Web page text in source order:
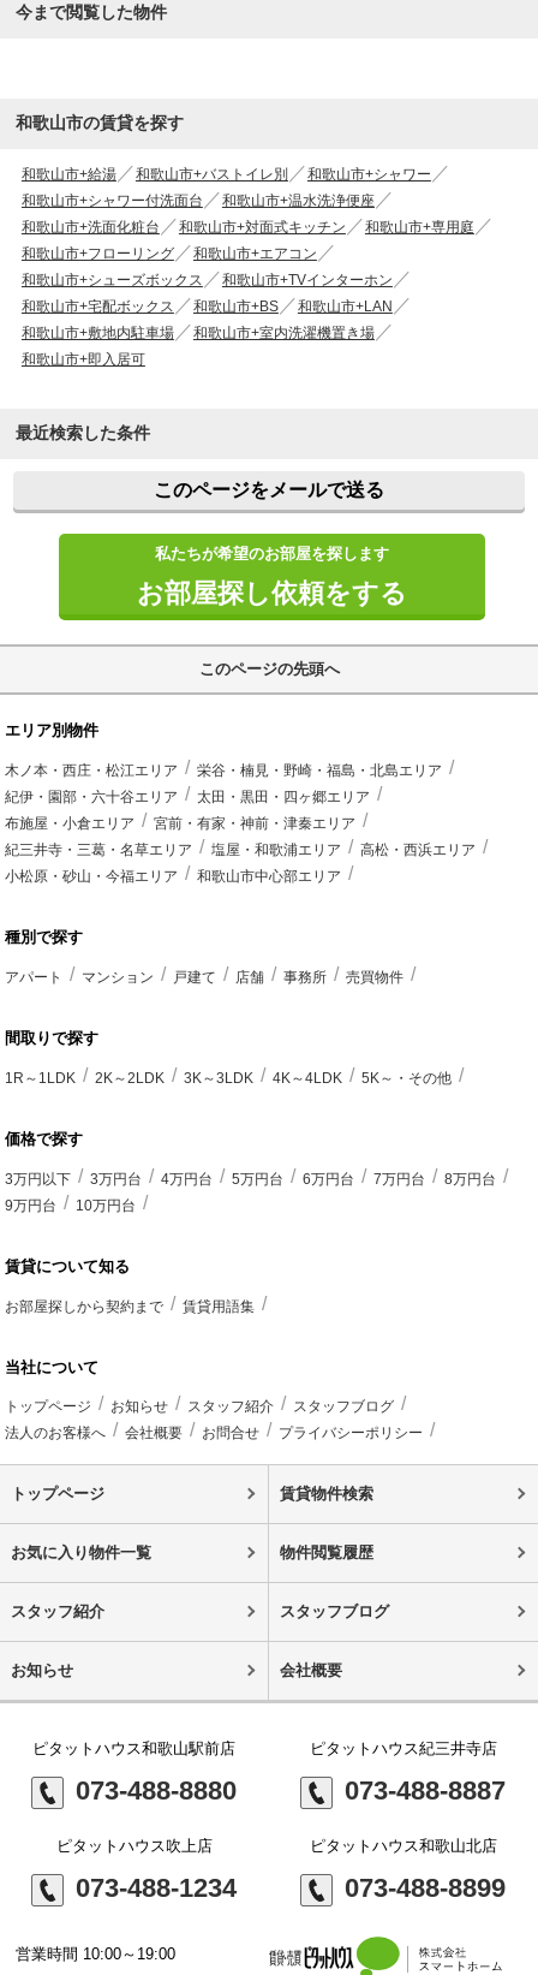
今まで閲覧した物件
和歌山市の賃貸を探す
和歌山市+給湯 和歌山市+バストイレ別
和歌山市+シャワー
和歌山市+シャワー付洗面台
和歌山市+温水洗浄便座
和歌山市+洗面化粧台
和歌山市+対面式キッチン
和歌山市+専用庭
和歌山市+フローリング
和歌山市+エアコン
和歌山市+シューズボックス
和歌山市+TVインターホン
和歌山市+宅配ボックス
和歌山市+BS
和歌山市+LAN
和歌山市+敷地内駐車場
和歌山市+室内洗濯機置き場
和歌山市+即入居可
最近検索した条件
このページをメールで送る
私たちが希望のお部屋を探します
お部屋探し依頼をする
このページの先頭へ
エリア別物件
木ノ本・西庄・松江エリア
栄谷・楠見・野崎・福島・北島エリア
紀伊・園部・六十谷エリア
太田・黒田・四ヶ郷エリア
布施屋・小倉エリア
宮前・有家・神前・津秦エリア
紀三井寺・三葛・名草エリア
塩屋・和歌浦エリア
高松・西浜エリア
小松原・砂山・今福エリア
和歌山市中心部エリア
種別で探す
アパート マンション 戸建て 店舗 事務所 売買物件
間取りで探す
1R～1LDK 2K～2LDK 3K～3LDK 4K～4LDK 5K～・その他
価格で探す
3万円以下 3万円台 4万円台 5万円台 6万円台 7万円台
8万円台
9万円台
10万円台
賃貸について知る
お部屋探しから契約まで 賃貸用語集
当社について
トップページ お知らせ スタッフ紹介
スタッフブログ
法人のお客様へ
会社概要 お問合せ プライバシーポリシー
トップページ 賃貸物件検索
お気に入り物件一覧 物件閲覧履歴
スタッフ紹介 スタッフブログ
お知らせ 会社概要
ピタットハウス和歌山駅前店
073-488-8880
ピタットハウス紀三井寺店
073-488-8887
ピタットハウス吹上店
073-488-1234
ピタットハウス和歌山北店
073-488-8899
営業時間 10:00～19:00